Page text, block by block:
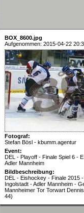
BOX_8600.jpg
Aufgenommen: 2015-04-22
Fotograf:
Stefan Bösl - kbumm.agentur
Event:
DEL - Playoff - Finale Spiel 6 -
Adler Mannheim
Bildbeschreibung:
DEL - Eishockey - Finale 2015
Ingolstadt - Adler Mannheim -
Mannheimer Tor Torwart
44)